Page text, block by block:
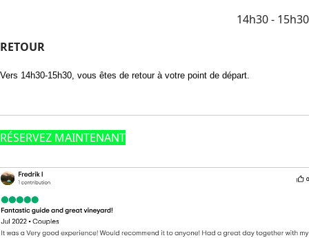
14h30 - 15h30
RETOUR
Vers 14h30-15h30, vous êtes de retour à votre point de départ.
RÉSERVEZ MAINTENANT
Avis en Vedette